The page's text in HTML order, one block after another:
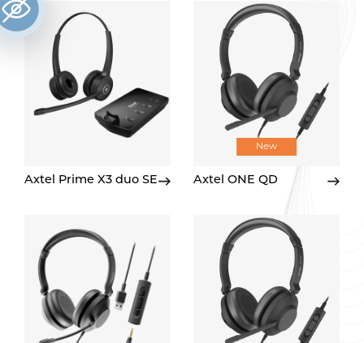
Axtel Prime X3 duo SE
New
Axtel ONE QD